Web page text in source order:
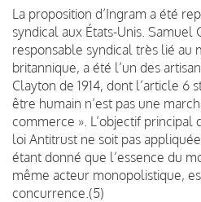
La proposition d’Ingram a été
syndical aux États-Unis. Samuel
responsable syndical très lié au
britannique, a été l’un des
Clayton de 1914, dont l’article 6
être humain n’est pas une
commerce ». L’objectif principal
loi Antitrust ne soit pas
étant donné que l’essence du
même acteur monopolistique,
concurrence.(5)